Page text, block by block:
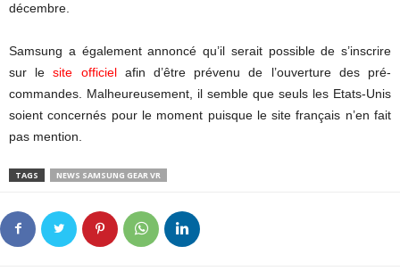
décembre.
Samsung a également annoncé qu’il serait possible de s’inscrire
sur lesite officielafin d’être prévenu de l’ouverture des pré-
commandes. Malheureusement, il semble que seuls les Etats-Unis
soient concernés pour le moment puisque le site français n’en fait
pas mention.
TAGS NEWS SAMSUNG GEAR VR